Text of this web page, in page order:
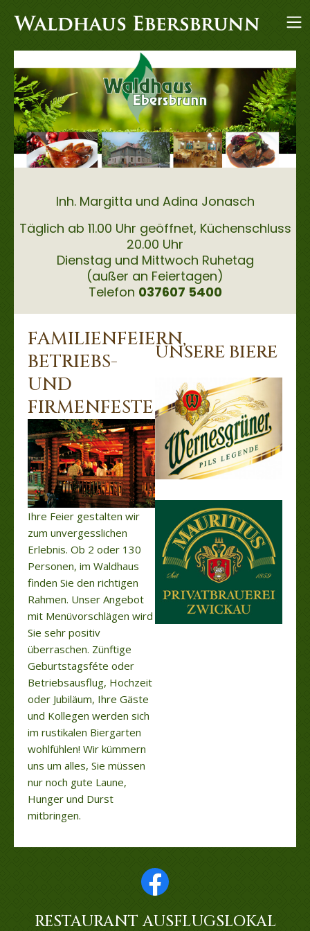
Inh. Margitta und Adina Jonasch
Täglich ab 11.00 Uhr geöffnet, Küchenschluss
20.00 Uhr
Dienstag und Mittwoch Ruhetag
(außer an Feiertagen)
Telefon 037607 5400
FAMILIENFEIERN,
BETRIEBS-
UND
FIRMENFESTE
Ihre Feier gestalten wir
zum unvergesslichen
Erlebnis. Ob 2 oder 130
Personen, im Waldhaus
finden Sie den richtigen
Rahmen. Unser Angebot
mit Menüvorschlägen wird
Sie sehr positiv
überraschen. Zünftige
Geburtstagsféte oder
Betriebsausflug, Hochzeit
oder Jubiläum, Ihre Gäste
und Kollegen werden sich
im rustikalen Biergarten
wohlfühlen! Wir kümmern
uns um alles, Sie müssen
nur noch gute Laune,
Hunger und Durst
mitbringen.
UNSERE BIERE
RESTAURANT AUSFLUGSLOKAL